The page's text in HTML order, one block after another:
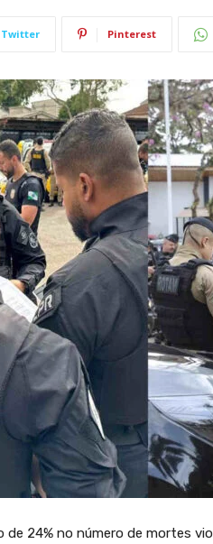
Twitter Pinterest
de 24% no número de mortes